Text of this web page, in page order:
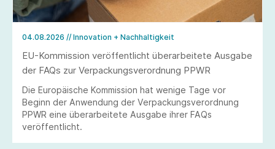
04.08.2026 // Innovation + Nachhaltigkeit
EU-Kommission veröffentlicht überarbeitete Ausgabe
der FAQs zur Verpackungsverordnung PPWR
Die Europäische Kommission hat wenige Tage vor
Beginn der Anwendung der Verpackungsverordnung
PPWR eine überarbeitete Ausgabe ihrer FAQs
veröffentlicht.